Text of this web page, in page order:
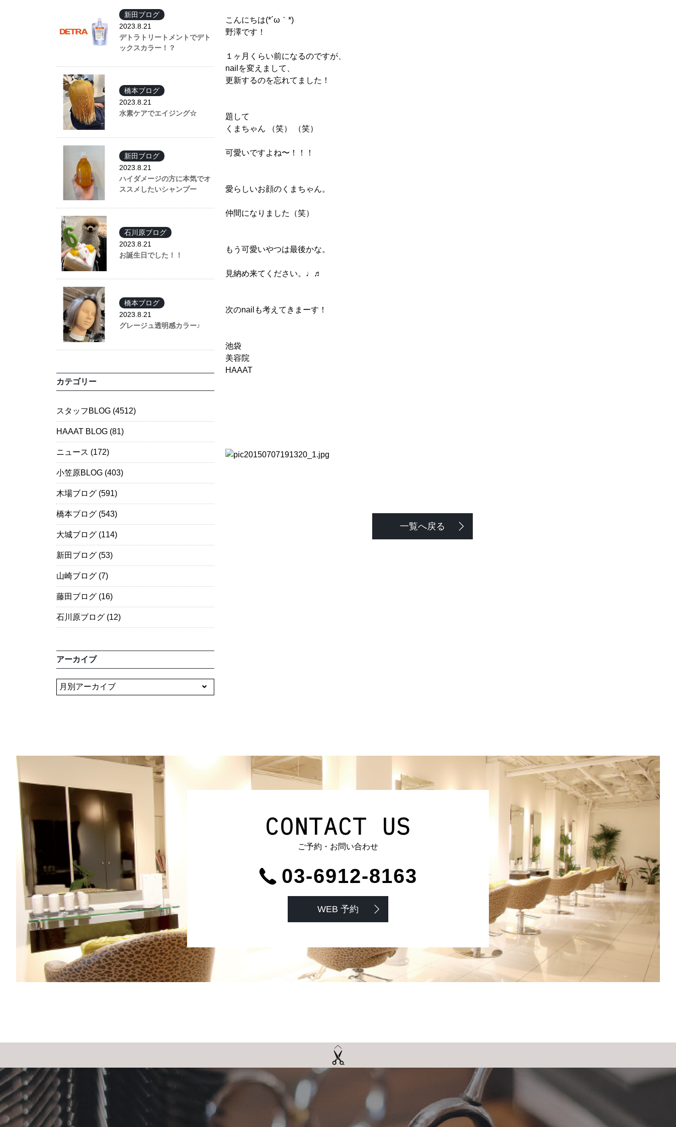
こんにちは(*´ω｀*)
野澤です！
１ヶ月くらい前になるのですが、
nailを変えまして、
更新するのを忘れてました！
題して
くまちゃん （笑） （笑）
可愛いですよね〜！！！
愛らしいお顔のくまちゃん。
仲間になりました（笑）
もう可愛いやつは最後かな。
見納め来てください。♩♬
次のnailも考えてきまーす！
池袋
美容院
HAAAT
一覧へ戻る
新田ブログ
2023.8.21
デトラトリートメントでデト
ックスカラー！？
橋本ブログ
2023.8.21
水素ケアでエイジング☆
新田ブログ
2023.8.21
ハイダメージの方に本気でオ
ススメしたいシャンプー
石川原ブログ
2023.8.21
お誕生日でした！！
橋本ブログ
2023.8.21
グレージュ透明感カラー♪
カテゴリー
スタッフBLOG (4512)
HAAAT BLOG (81)
ニュース (172)
小笠原BLOG (403)
木場ブログ (591)
橋本ブログ (543)
大城ブログ (114)
新田ブログ (53)
山崎ブログ (7)
藤田ブログ (16)
石川原ブログ (12)
アーカイブ
CONTACT US
ご予約・お問い合わせ
03-6912-8163
WEB 予約